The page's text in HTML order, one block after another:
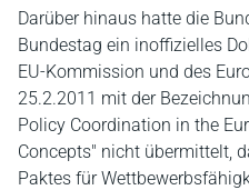
Darüber hinaus hatte die
Bundestag ein inoffizielles
EU-Kommission und des
25.2.2011 mit der
Policy Coordination in the
Concepts" nicht übermittelt,
Paktes für